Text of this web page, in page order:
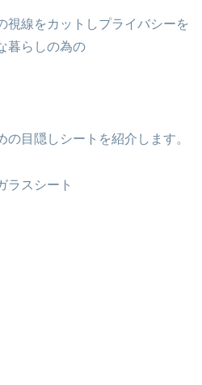
視線をカットしプライバシーを
暮らしの為の
目隠しシートを紹介します。
ラスシート